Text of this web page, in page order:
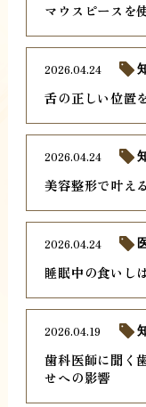
マウスピースを
舌の正しい位置
2026.04.24
美容整形で叶え
2026.04.24
睡眠中の食いし
2026.04.24
歯科医師に聞く
せへの影響
2026.04.19